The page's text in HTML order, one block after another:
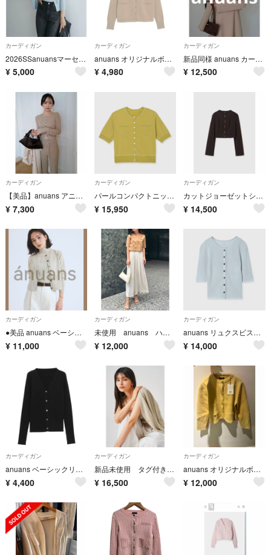
カーディガン
2026SSanuansマーセライズコットンベーシックニットカーディガン
¥ 5,000
カーディガン
anuans オリジナルボタンニットカーディガン ベージュ
¥ 4,980
カーディガン
新品同様 anuans カーディガン MEDIUM ベージュ レディース
¥ 12,500
カーディガン
【美品】anuans アニュアンス リュクスビスコースリブニットカーディガン
¥ 7,300
カーディガン
パールコンパクトニットカーディガン
¥ 15,950
カーディガン
カットジョーゼットショートカーディガン anuans
¥ 14,500
カーディガン
●美品 anuans ベーシッククルーネックカーディガン ゴールド ラメ
¥ 11,000
カーディガン
未使用 anuans ハーフスリーブハイゲージニットジャケット カーディガン
¥ 12,000
カーディガン
anuans リュクスビスコースハーフスリーブカーディガン サックスブルー
¥ 14,000
カーディガン
anuans ベーシックリブ カーディガン ブラック
¥ 4,400
カーディガン
新品未使用 タグ付き connse ラメアンサンブル ベージュ
¥ 16,500
カーディガン
anuans オリジナルボタンノーカラーニットジャケット
¥ 12,000